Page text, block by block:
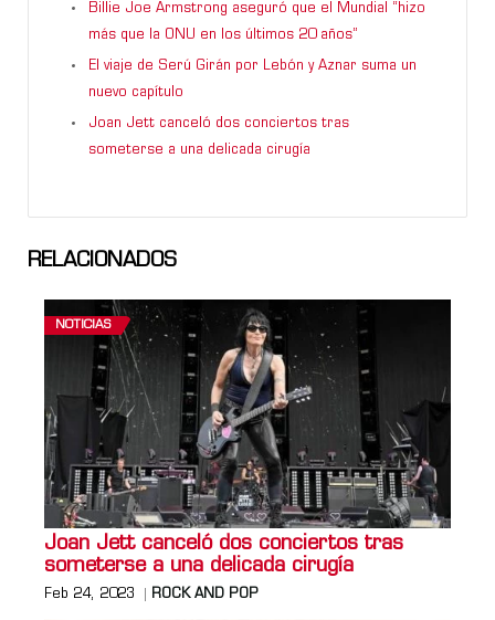
Billie Joe Armstrong aseguró que el Mundial “hizo
más que la ONU en los últimos 20 años”
El viaje de Serú Girán por Lebón y Aznar suma un
nuevo capítulo
Joan Jett canceló dos conciertos tras
someterse a una delicada cirugía
RELACIONADOS
NOTICIAS
Joan Jett canceló dos conciertos tras
someterse a una delicada cirugía
Feb 24, 2023 ROCK AND POP